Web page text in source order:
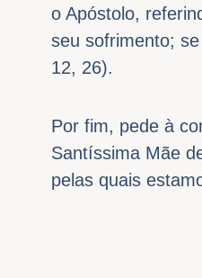
o Apóstolo,
seu sofrimento;
12, 26).
Por fim, pede à
Santíssima Mãe
pelas quais